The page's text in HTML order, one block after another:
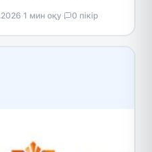
Интеграциялық
барлық
·1 мин оқу· 0 пікір